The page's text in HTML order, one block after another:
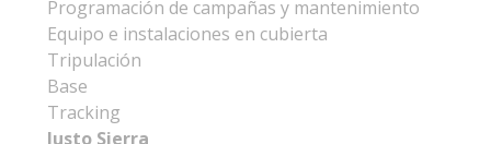
Programación de campañas y mantenimiento
Equipo e instalaciones en cubierta
Tripulación
Base
Tracking
Justo Sierra